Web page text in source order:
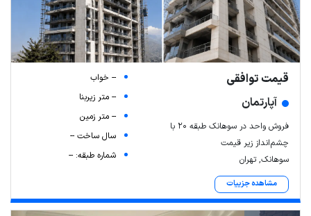
قیمت توافقی
آپارتمان
فروش واحد در سوهانک طبقه ۲۰ با
چشم‌انداز زیر قیمت
سوهانک, تهران
مشاهده جزییات
-- خواب
-- متر زیربنا
-- متر زمین
سال ساخت --
شماره طبقه: --